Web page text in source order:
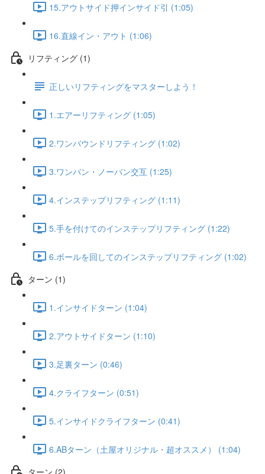
15.アウトサイド押インサイド引 (1:05)
16.直線イン・アウト (1:06)
リフティング (1)
正しいリフティングをマスターしよう！
1.エアーリフティング (1:05)
2.ワンバウンドリフティング (1:02)
3.ワンバン・ノーバン交互 (1:25)
4.インステップリフティング (1:11)
5.手を付けてのインステップリフティング (1:22)
6.ボールを回してのインステップリフティング (1:02)
ターン (1)
1.インサイドターン (1:04)
2.アウトサイドターン (1:10)
3.足裏ターン (0:46)
4.クライフターン (0:51)
5.インサイドクライフターン (0:41)
6.ABターン（土屋オリジナル・超オススメ） (1:04)
ターン (2)